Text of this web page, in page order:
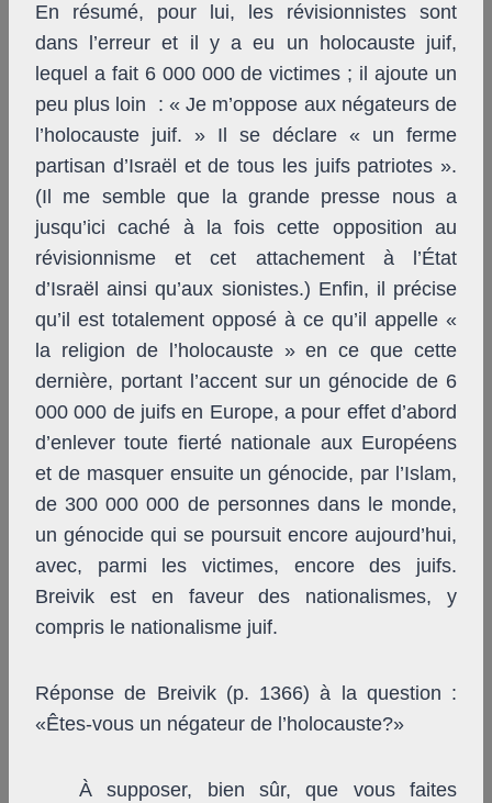
En résumé, pour lui, les révisionnistes sont
dans l’erreur et il y a eu un holocauste juif,
lequel a fait 6 000 000 de victimes ; il ajoute un
peu plus loin : « Je m’oppose aux négateurs de
l’holocauste juif. » Il se déclare « un ferme
partisan d’Israël et de tous les juifs patriotes ».
(Il me semble que la grande presse nous a
jusqu’ici caché à la fois cette opposition au
révisionnisme et cet attachement à l’État
d’Israël ainsi qu’aux sionistes.) Enfin, il précise
qu’il est totalement opposé à ce qu’il appelle «
la religion de l’holocauste » en ce que cette
dernière, portant l’accent sur un génocide de 6
000 000 de juifs en Europe, a pour effet d’abord
d’enlever toute fierté nationale aux Européens
et de masquer ensuite un génocide, par l’Islam,
de 300 000 000 de personnes dans le monde,
un génocide qui se poursuit encore aujourd’hui,
avec, parmi les victimes, encore des juifs.
Breivik est en faveur des nationalismes, y
compris le nationalisme juif.
Réponse de Breivik (p. 1366) à la question :
«Êtes-vous un négateur de l’holocauste?»
À supposer, bien sûr, que vous faites